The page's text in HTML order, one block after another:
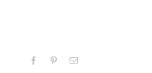
FacebookPinterestEmail